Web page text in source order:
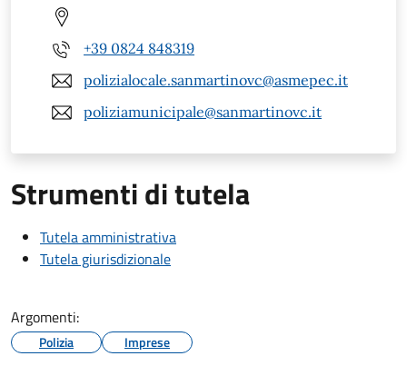
+39 0824 848319
polizialocale.sanmartinovc@asmepec.it
poliziamunicipale@sanmartinovc.it
Strumenti di tutela
Tutela amministrativa
Tutela giurisdizionale
Argomenti:
Polizia Imprese